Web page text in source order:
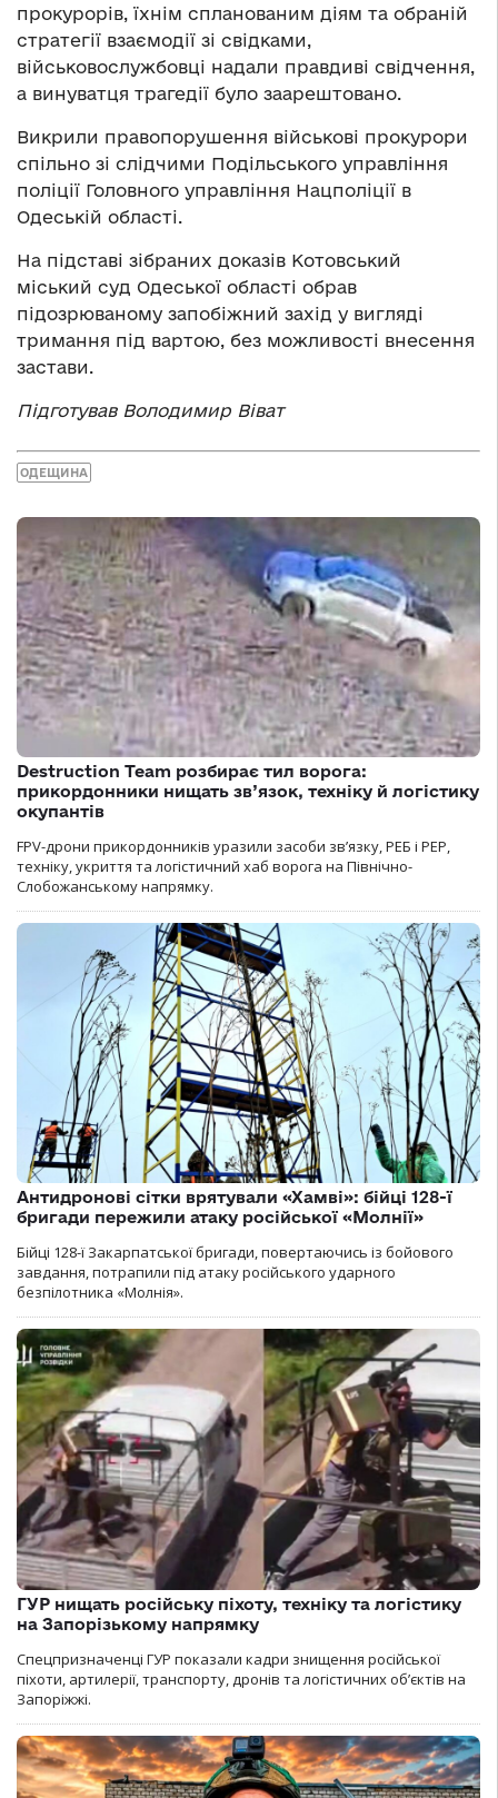
прокурорів, їхнім спланованим діям та обраній
стратегії взаємодії зі свідками,
військовослужбовці надали правдиві свідчення,
а винуватця трагедії було заарештовано.
Викрили правопорушення військові прокурори
спільно зі слідчими Подільського управління
поліції Головного управління Нацполіції в
Одеській області.
На підставі зібраних доказів Котовський
міський суд Одеської області обрав
підозрюваному запобіжний захід у вигляді
тримання під вартою, без можливості внесення
застави.
Підготував Володимир Віват
ОДЕЩИНА
Destruction Team розбирає тил ворога:
прикордонники нищать зв’язок, техніку й логістику
окупантів
FPV-дрони прикордонників уразили засоби зв’язку, РЕБ і РЕР,
техніку, укриття та логістичний хаб ворога на Північно-
Слобожанському напрямку.
Антидронові сітки врятували «Хамві»: бійці 128-ї
бригади пережили атаку російської «Молнії»
Бійці 128-ї Закарпатської бригади, повертаючись із бойового
завдання, потрапили під атаку російського ударного
безпілотника «Молнія».
ГУР нищать російську піхоту, техніку та логістику
на Запорізькому напрямку
Спецпризначенці ГУР показали кадри знищення російської
піхоти, артилерії, транспорту, дронів та логістичних об’єктів на
Запоріжжі.